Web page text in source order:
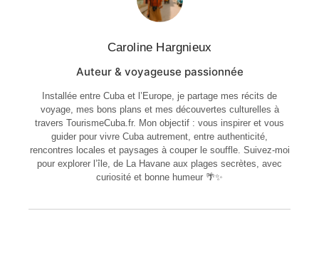
Caroline Hargnieux
Auteur & voyageuse passionnée
Installée entre Cuba et l’Europe, je partage mes récits de
voyage, mes bons plans et mes découvertes culturelles à
travers TourismeCuba.fr. Mon objectif : vous inspirer et vous
guider pour vivre Cuba autrement, entre authenticité,
rencontres locales et paysages à couper le souffle. Suivez-moi
pour explorer l’île, de La Havane aux plages secrètes, avec
curiosité et bonne humeur 🌴✨